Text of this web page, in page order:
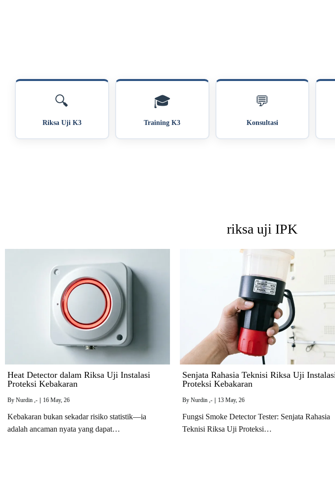
🔍
Riksa Uji K3
🎓
Training K3
💬
Konsultasi
riksa uji IPK
Heat Detector dalam Riksa Uji Instalasi
Proteksi Kebakaran
By Nurdin ,- | 16 May, 26
Kebakaran bukan sekadar risiko statistik—ia
adalah ancaman nyata yang dapat…
Senjata Rahasia Teknisi Riksa Uji
Proteksi Kebakaran
By Nurdin ,- | 13 May, 26
Fungsi Smoke Detector Tester: Senjata Rahasia
Teknisi Riksa Uji Proteksi…